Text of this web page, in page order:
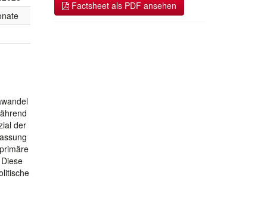
der
Factsheet als PDF ansehen